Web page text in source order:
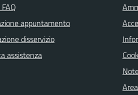
appuntamento
disservizio
assistenza